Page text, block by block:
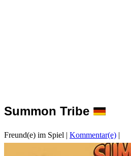
Summon Tribe
Freund(e) im Spiel | Kommentar(e) |